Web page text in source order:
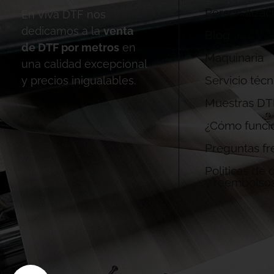
En Viva DTF nos
dedicamos a la venta
de DTF por metros en
una calidad excepcional
y precios inigualables.
Maquinaria
Servicio
Muestras
¿Cómo
Preguntas
Politicas de